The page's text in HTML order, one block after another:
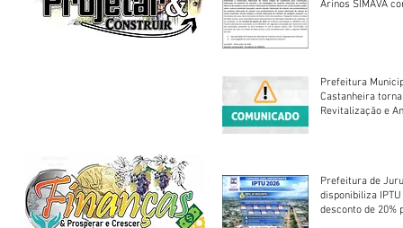
Arinos SIMAVA convoca à
Prefeitura
Castanheira
Revitalização e
Prefeitura de
disponibiliza
desconto de 20%